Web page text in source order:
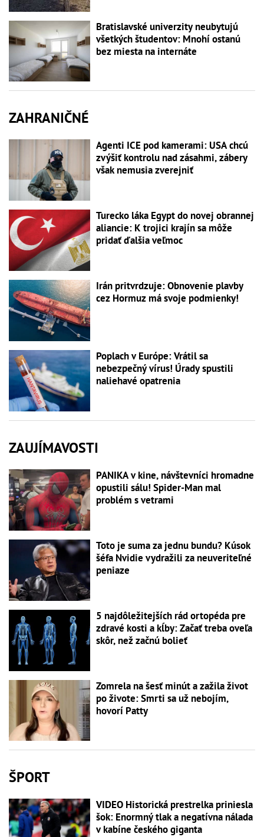
Bratislavské univerzity neubytujú
všetkých študentov: Mnohí ostanú
bez miesta na internáte
ZAHRANIČNÉ
Agenti ICE pod kamerami: USA chcú
zvýšiť kontrolu nad zásahmi, zábery
však nemusia zverejniť
Turecko láka Egypt do novej obrannej
aliancie: K trojici krajín sa môže
pridať ďalšia veľmoc
Irán pritvrdzuje: Obnovenie plavby
cez Hormuz má svoje podmienky!
Poplach v Európe: Vrátil sa
nebezpečný vírus! Úrady spustili
naliehavé opatrenia
ZAUJÍMAVOSTI
PANIKA v kine, návštevníci hromadne
opustili sálu! Spider-Man mal
problém s vetrami
Toto je suma za jednu bundu? Kúsok
šéfa Nvidie vydražili za neuveriteľné
peniaze
5 najdôležitejších rád ortopéda pre
zdravé kosti a kĺby: Začať treba oveľa
skôr, než začnú bolieť
Zomrela na šesť minút a zažila život
po živote: Smrti sa už nebojím,
hovorí Patty
ŠPORT
VIDEO Historická prestrelka priniesla
šok: Enormný tlak a negatívna nálada
v kabíne českého giganta